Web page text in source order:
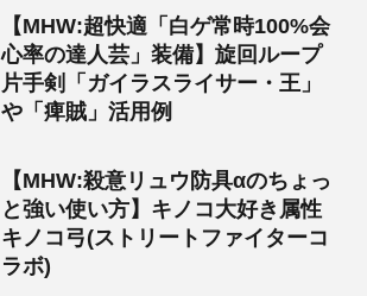
【MHW:超快適「白ゲ常時100%会
心率の達人芸」装備】旋回ループ
片手剣「ガイラスライサー・王」
や「痺賊」活用例
【MHW:殺意リュウ防具αのちょっ
と強い使い方】キノコ大好き属性
キノコ弓(ストリートファイターコ
ラボ)